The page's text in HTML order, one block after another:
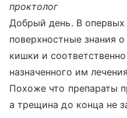
проктолог
Добрый день. В опервых
поверхностные знания
кишки и
назначенного им
Похоже что препараты
а трещина до конца не